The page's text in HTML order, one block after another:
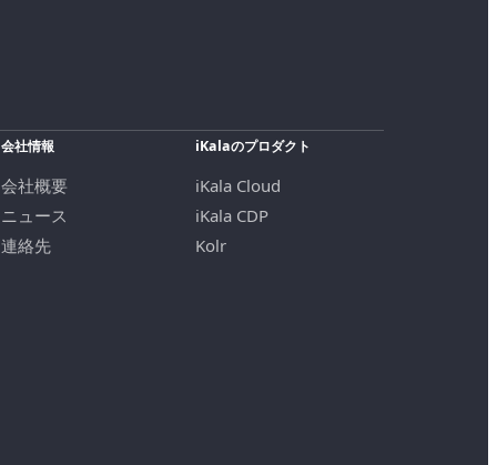
会社情報
会社概要
ニュース
連絡先
iKalaのプロダクト
iKala Cloud
iKala CDP
Kolr